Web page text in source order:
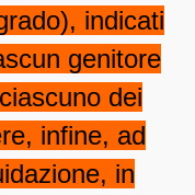
indicati
genitore
dei
infine, ad
in